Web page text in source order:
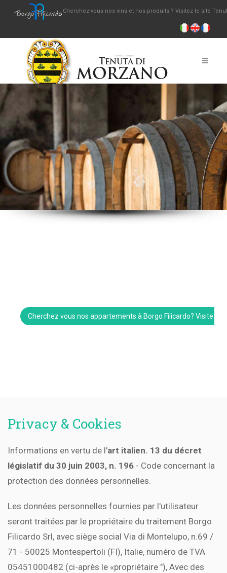
Cherchez-vous nos vins et nos produits ? Visitez le site
Cherchez vous nos appartements à Borgo Filicardo? Visitez
Privacy & Cookies
Informations en vertu de l'art italien. 13 du décret
législatif du 30 juin 2003, n. 196 - Code concernant la
protection des données personnelles.
Les données personnelles fournies par l'utilisateur
seront traitées par le propriétaire du traitement Borgo
Filicardo Srl, avec siège social Via di Montelupo, n.69 /
71 - 50025 Montespertoli (FI), Italie, numéro de TVA
05451000482 (ci-après le «propriétaire "), Avec des